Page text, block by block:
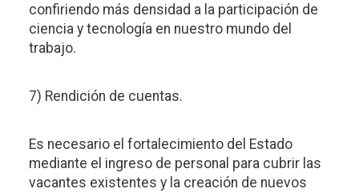
confiriendo más densidad a la participación de
ciencia y tecnología en nuestro mundo del
trabajo.
7) Rendición de cuentas.
Es necesario el fortalecimiento del Estado
mediante el ingreso de personal para cubrir las
vacantes existentes y la creación de nuevos